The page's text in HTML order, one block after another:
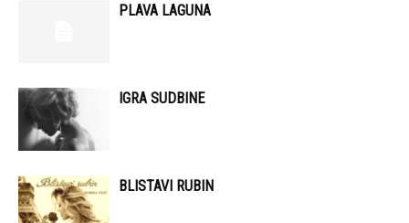
PLAVA LAGUNA
IGRA SUDBINE
BLISTAVI RUBIN